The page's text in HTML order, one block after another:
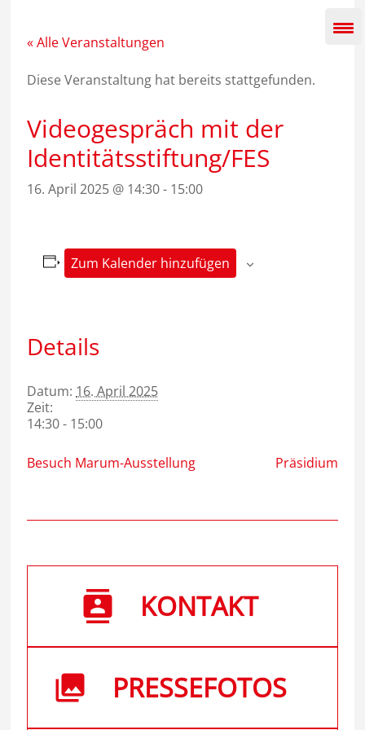
springen« Alle Veranstaltungen
Diese Veranstaltung hat bereits stattgefunden.
Videogespräch mit der
Identitätsstiftung/FES
16. April 2025 @ 14:30- 15:00
Zum Kalender hinzufügen
Details
Datum: 16. April 2025
Zeit:
14:30 - 15:00
Besuch Marum-Ausstellung Präsidium
KONTAKT
PRESSEFOTOS